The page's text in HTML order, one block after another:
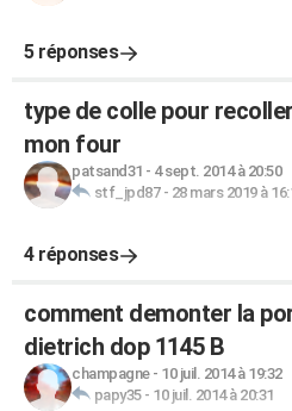
5 réponses
type de colle pour
mon four
patsand31 - 4 sept. 2014 à 20:50
stf_jpd87- 28 mars 2019 à
4 réponses
comment demonter la
dietrich dop 1145 B
champagne- 10 juil. 2014 à 19:32
papy35- 10 juil. 2014 à 20:31